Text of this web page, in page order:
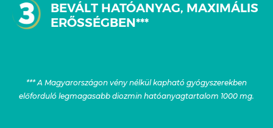
BEVÁLT HATÓANYAG, MAXIMÁLIS
ERŐSSÉGBEN***
*** A Magyarországon vény nélkül kapható gyógyszerekben
előforduló legmagasabb diozmin hatóanyagtartalom 1000 mg.